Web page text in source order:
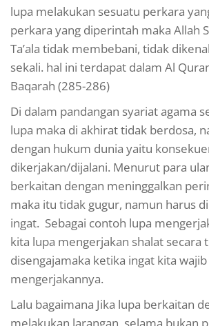
lupa melakukan sesuatu perkara
perkara yang diperintah maka Allah
Ta’ala tidak membebani, tidak
sekali. hal ini terdapat dalam Al
Baqarah (285-286)
Di dalam pandangan syariat agama
lupa maka di akhirat tidak berdosa,
dengan hukum dunia yaitu
dikerjakan/dijalani. Menurut para
berkaitan dengan meninggalkan
maka itu tidak gugur, namun harus
ingat. Sebagai contoh lupa
kita lupa mengerjakan shalat secara
disengajamaka ketika ingat kita wajib
mengerjakannya.
Lalu bagaimana Jika lupa berkaitan